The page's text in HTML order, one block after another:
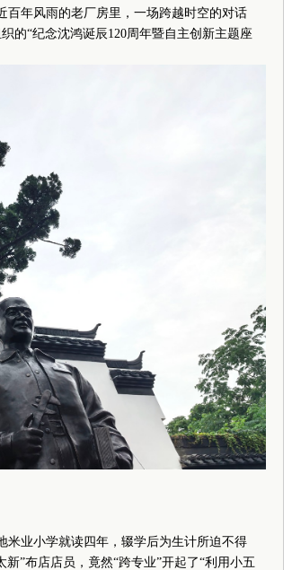
年风雨的老厂房里，一场跨越时空的对话
的“纪念沈鸿诞辰120周年暨自主创新主题座
业小学就读四年，辍学后为生计所迫不得
”布店店员，竟然“跨专业”开起了“利用小五